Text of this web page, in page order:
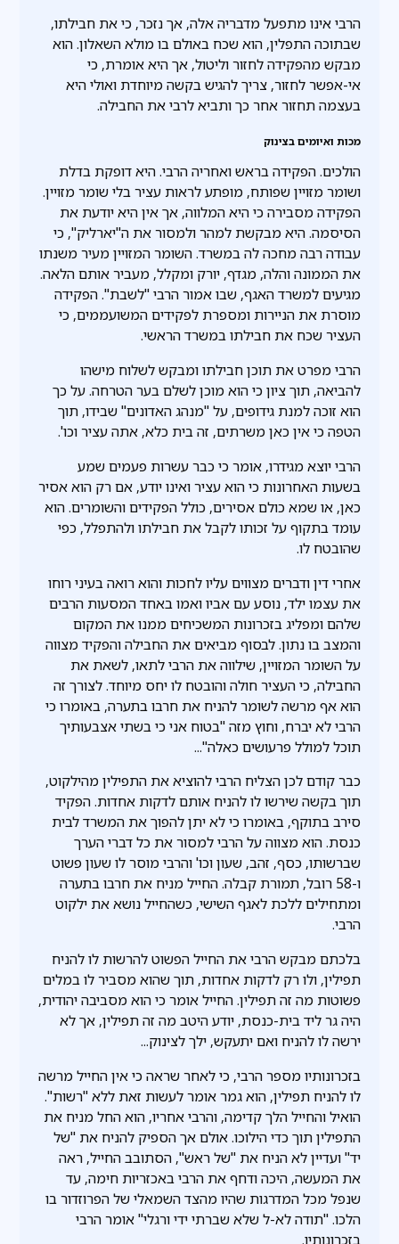
הרבי אינו מתפעל מדבריה אלה, אך נזכר, כי את חבילתו,
שבתוכה התפלין, הוא שכח באולם בו מולא השאלון. הוא
מבקש מהפקידה לחזור וליטול, אך היא אומרת, כי
אי-אפשר לחזור, צריך להגיש בקשה מיוחדת ואולי היא
בעצמה תחזור אחר כך ותביא לרבי את החבילה.
מכות ואיומים בצינוק
הולכים. הפקידה בראש ואחריה הרבי. היא דופקת בדלת
ושומר מזויין שפותח, מופתע לראות עציר בלי שומר מזויין.
הפקידה מסבירה כי היא המלווה, אך אין היא יודעת את
הסיסמה. היא מבקשת למהר ולמסור את ה"יארליק", כי
עבודה רבה מחכה לה במשרד. השומר המזויין מעיר משנתו
את הממונה והלה, מגדף, יורק ומקלל, מעביר אותם הלאה.
מגיעים למשרד האגף, שבו אמור הרבי "לשבת". הפקידה
מוסרת את הניירות ומספרת לפקידים המשועממים, כי
העציר שכח את חבילתו במשרד הראשי.
הרבי מפרט את תוכן חבילתו ומבקש לשלוח מישהו
להביאה, תוך ציון כי הוא מוכן לשלם בער הטרחה. על כך
הוא זוכה למנת גידופים, על "מנהג האדונים" שבידו, תוך
הטפה כי אין כאן משרתים, זה בית כלא, אתה עציר וכו'.
הרבי יוצא מגידרו, אומר כי כבר עשרות פעמים שמע
בשעות האחרונות כי הוא עציר ואינו יודע, אם רק הוא אסיר
כאן, או שמא כולם אסירים, כולל הפקידים והשומרים. הוא
עומד בתקוף על זכותו לקבל את חבילתו ולהתפלל, כפי
שהובטח לו.
אחרי דין ודברים מצווים עליו לחכות והוא רואה בעיני רוחו
את עצמו ילד, נוסע עם אביו ואמו באחד המסעות הרבים
שלהם ומפליג בזכרונות המשכיחים ממנו את המקום
והמצב בו נתון. לבסוף מביאים את החבילה והפקיד מצווה
על השומר המזויין, שילווה את הרבי לתאו, לשאת את
החבילה, כי העציר חולה והובטח לו יחס מיוחד. לצורך זה
הוא אף מרשה לשומר להניח את חרבו בתערה, באומרו כי
הרבי לא יברח, וחוץ מזה "בטוח אני כי בשתי אצבעותיך
תוכל למולל פרעושים כאלה"...
כבר קודם לכן הצליח הרבי להוציא את התפילין מהילקוט,
תוך בקשה שירשו לו להניח אותם לדקות אחדות. הפקיד
סירב בתוקף, באומרו כי לא יתן להפוך את המשרד לבית
כנסת. הוא מצווה על הרבי למסור את כל דברי הערך
שברשותו, כסף, זהב, שעון וכו' והרבי מוסר לו שעון פשוט
ו-58 רובל, תמורת קבלה. החייל מניח את חרבו בתערה
ומתחילים ללכת לאגף השישי, כשהחייל נושא את ילקוט
הרבי.
בלכתם מבקש הרבי את החייל הפשוט להרשות לו להניח
תפילין, ולו רק לדקות אחדות, תוך שהוא מסביר לו במלים
פשוטות מה זה תפילין. החייל אומר כי הוא מסביבה יהודית,
היה גר ליד בית-כנסת, יודע היטב מה זה תפילין, אך לא
ירשה לו להניח ואם יתעקש, ילך לצינוק...
בזכרונותיו מספר הרבי, כי לאחר שראה כי אין החייל מרשה
לו להניח תפילין, הוא גמר אומר לעשות זאת ללא "רשות".
הואיל והחייל הלך קדימה, והרבי אחריו, הוא החל מניח את
התפילין תוך כדי הילוכו. אולם אך הספיק להניח את "של
יד" ועדיין לא הניח את "של ראש", הסתובב החייל, ראה
את המעשה, היכה ודחף את הרבי באכזריות חימה, עד
שנפל מכל המדרגות שהיו מהצד השמאלי של הפרוזדור בו
הלכו. "תודה לא-ל שלא שברתי ידי ורגלי" אומר הרבי
בזכרונותיו.